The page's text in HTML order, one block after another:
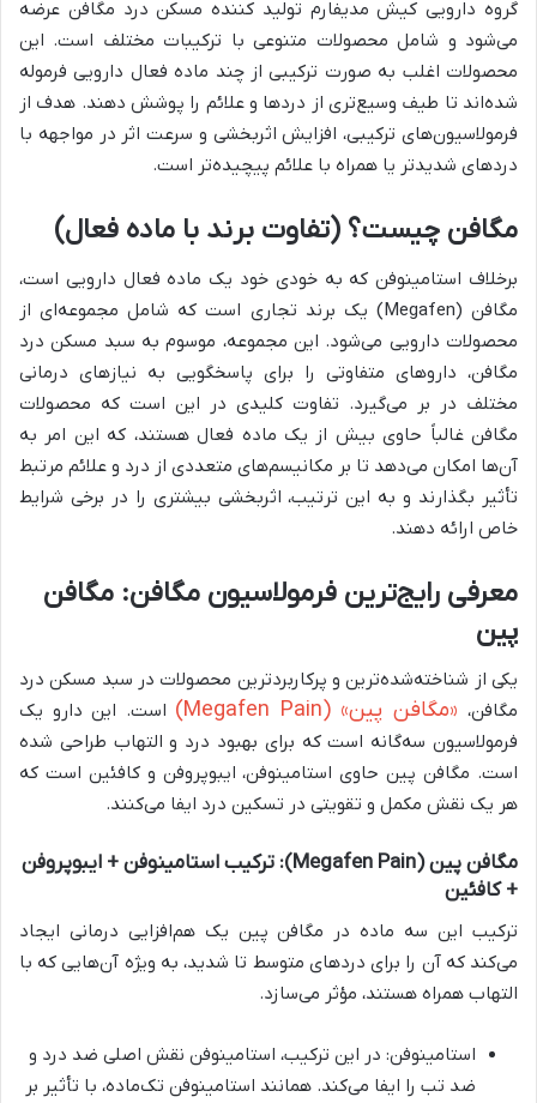
گروه دارویی کیش مدیفارم تولید کننده مسکن درد مگافن عرضه
می‌شود و شامل محصولات متنوعی با ترکیبات مختلف است. این
محصولات اغلب به صورت ترکیبی از چند ماده فعال دارویی فرموله
شده‌اند تا طیف وسیع‌تری از دردها و علائم را پوشش دهند. هدف از
فرمولاسیون‌های ترکیبی، افزایش اثربخشی و سرعت اثر در مواجهه با
دردهای شدیدتر یا همراه با علائم پیچیده‌تر است.
مگافن چیست؟ (تفاوت برند با ماده فعال)
برخلاف استامینوفن که به خودی خود یک ماده فعال دارویی است،
مگافن (Megafen) یک برند تجاری است که شامل مجموعه‌ای از
محصولات دارویی می‌شود. این مجموعه، موسوم به سبد مسکن درد
مگافن، داروهای متفاوتی را برای پاسخگویی به نیازهای درمانی
مختلف در بر می‌گیرد. تفاوت کلیدی در این است که محصولات
مگافن غالباً حاوی بیش از یک ماده فعال هستند، که این امر به
آن‌ها امکان می‌دهد تا بر مکانیسم‌های متعددی از درد و علائم مرتبط
تأثیر بگذارند و به این ترتیب، اثربخشی بیشتری را در برخی شرایط
خاص ارائه دهند.
معرفی رایج‌ترین فرمولاسیون مگافن: مگافن
پین
یکی از شناخته‌شده‌ترین و پرکاربردترین محصولات در سبد مسکن درد
مگافن، «مگافن پین» (Megafen Pain)
است. این دارو یک
فرمولاسیون سه‌گانه است که برای بهبود درد و التهاب طراحی شده
است. مگافن پین حاوی استامینوفن، ایبوپروفن و کافئین است که
هر یک نقش مکمل و تقویتی در تسکین درد ایفا می‌کنند.
مگافن پین (Megafen Pain): ترکیب استامینوفن + ایبوپروفن
+ کافئین
ترکیب این سه ماده در مگافن پین یک هم‌افزایی درمانی ایجاد
می‌کند که آن را برای دردهای متوسط تا شدید، به ویژه آن‌هایی که با
التهاب همراه هستند، مؤثر می‌سازد.
استامینوفن: در این ترکیب، استامینوفن نقش اصلی ضد درد و
ضد تب را ایفا می‌کند. همانند استامینوفن تک‌ماده، با تأثیر بر